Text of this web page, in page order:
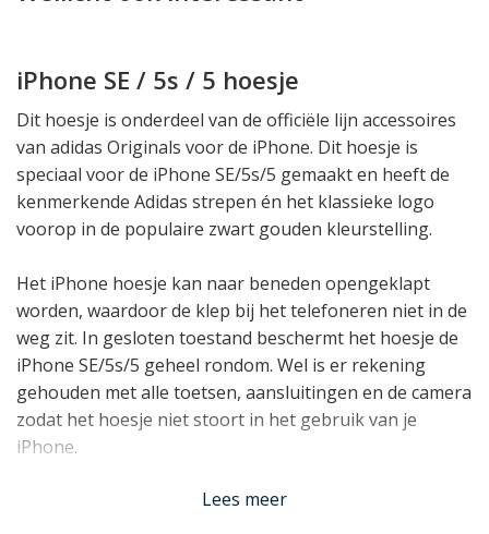
iPhone SE / 5s / 5 hoesje
Dit hoesje is onderdeel van de officiële lijn accessoires
van adidas Originals voor de iPhone. Dit hoesje is
speciaal voor de iPhone SE/5s/5 gemaakt en heeft de
kenmerkende Adidas strepen én het klassieke logo
voorop in de populaire zwart gouden kleurstelling.
Het iPhone hoesje kan naar beneden opengeklapt
worden, waardoor de klep bij het telefoneren niet in de
weg zit. In gesloten toestand beschermt het hoesje de
iPhone SE/5s/5 geheel rondom. Wel is er rekening
gehouden met alle toetsen, aansluitingen en de camera
zodat het hoesje niet stoort in het gebruik van je
iPhone.
Lees minder
Lees meer